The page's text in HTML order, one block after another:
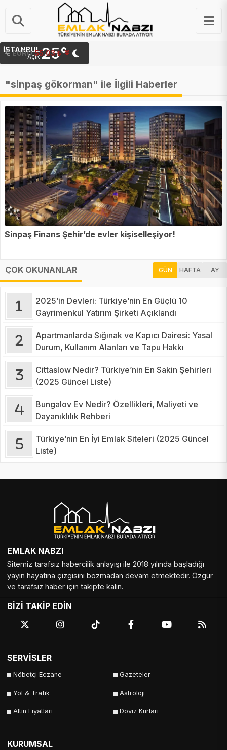
EURO 55.03 ₺
İSTANBUL
Açık25°
"sinpaş gökorman" ile İlgili Haberler
Sinpaş Finans Şehir’de evler kişiselleşiyor!
ÇOK OKUNANLAR GÜN HAFTA AY
2025’in Devleri: Türkiye’nin En Güçlü 10
Gayrimenkul Yatırım Şirketi Açıklandı
Apartmanlarda Sığınak ve Kapıcı Dairesi: Yasal
Durum, Kullanım Alanları ve Tapu Hakkı
Cittaslow Nedir? Türkiye’nin En Sakin Şehirleri
(2025 Güncel Liste)
Bungalov Ev Nedir? Özellikleri, Maliyeti ve
Dayanıklılık Rehberi
Türkiye’nin En İyi Emlak Siteleri (2025 Güncel
Liste)
EMLAK NABZI
Sitemiz tarafsız habercilik anlayışı ile 2018 yılında başladığı
yayın hayatına çizgisini bozmadan devam etmektedir. Özgür
ve tarafsız haber için takipte kalın.
BİZİ TAKİP EDİN
SERVİSLER
Nöbetçi Eczane Gazeteler
Yol & Trafik Astroloji
Altın Fiyatları Döviz Kurları
KURUMSAL